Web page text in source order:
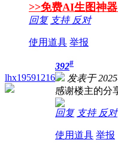
>>免费AI生图神
回复 支持 反对
使用道具 举报
lhx19591216
392#
发表于
感谢楼主的分
回复 支持 反对
使用道具 举报